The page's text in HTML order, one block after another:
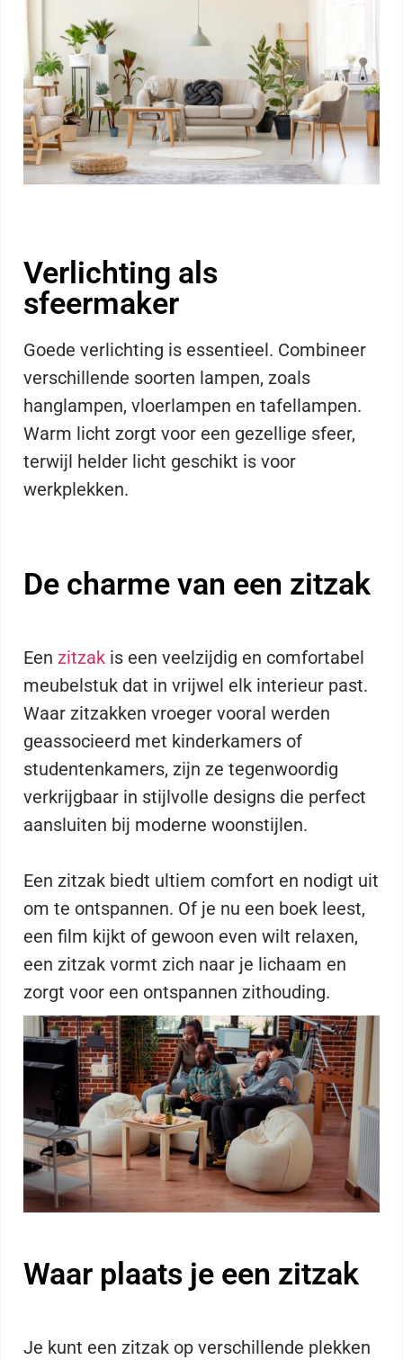
Verlichting als
sfeermaker
Goede verlichting is essentieel. Combineer
verschillende soorten lampen, zoals
hanglampen, vloerlampen en tafellampen.
Warm licht zorgt voor een gezellige sfeer,
terwijl helder licht geschikt is voor
werkplekken.
De charme van een zitzak
Een zitzak is een veelzijdig en comfortabel
meubelstuk dat in vrijwel elk interieur past.
Waar zitzakken vroeger vooral werden
geassocieerd met kinderkamers of
studentenkamers, zijn ze tegenwoordig
verkrijgbaar in stijlvolle designs die perfect
aansluiten bij moderne woonstijlen.
Een zitzak biedt ultiem comfort en nodigt uit
om te ontspannen. Of je nu een boek leest,
een film kijkt of gewoon even wilt relaxen,
een zitzak vormt zich naar je lichaam en
zorgt voor een ontspannen zithouding.
Waar plaats je een zitzak
Je kunt een zitzak op verschillende plekken